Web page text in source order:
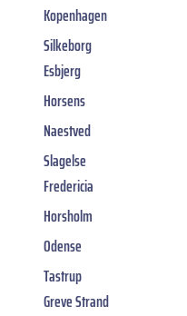
Kopenhagen
Silkeborg
Esbjerg
Horsens
Naestved
Slagelse
Fredericia
Horsholm
Odense
Tastrup
Greve Strand